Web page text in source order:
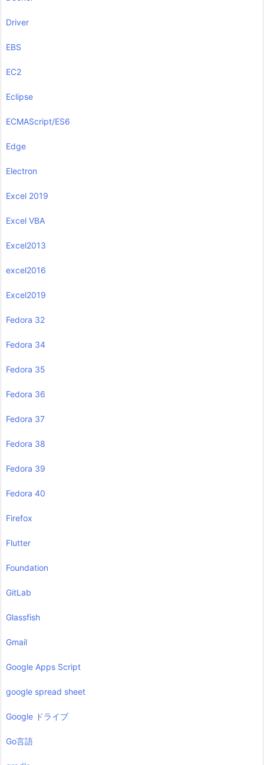
Driver
EBS
EC2
Eclipse
ECMAScript/ES6
Edge
Electron
Excel 2019
Excel VBA
Excel2013
excel2016
Excel2019
Fedora 32
Fedora 34
Fedora 35
Fedora 36
Fedora 37
Fedora 38
Fedora 39
Fedora 40
Firefox
Flutter
Foundation
GitLab
Glassfish
Gmail
Google Apps Script
google spread sheet
Google ドライブ
Go言語